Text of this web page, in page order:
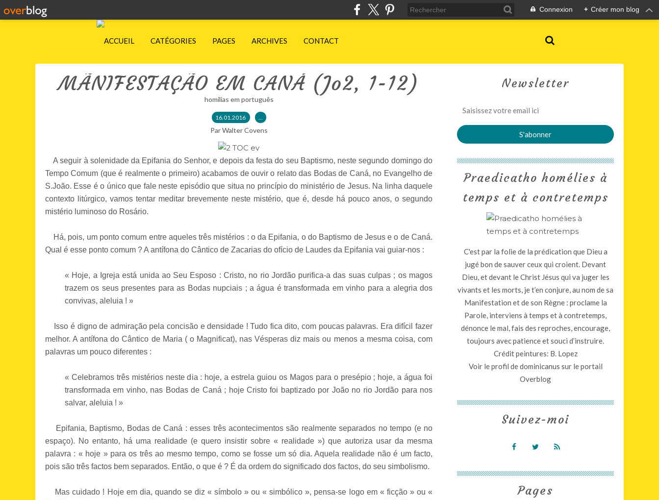
Connexion + Créer mon blog
ACCUEIL CATÉGORIES PAGES ARCHIVES CONTACT
MÃNIFESTAÇÃO EM CANÁ (Jo2, 1-12)
homilias em português
16.01.2016 …
Par Walter Covens
A seguir à solenidade da Epifania do Senhor, e depois da festa do seu Baptismo, neste segundo domingo do
Tempo Comum (que é realmente o primeiro) acabamos de ouvir o relato das Bodas de Caná, no Evangelho de
S.João. Esse é o único que fale neste episódio que situa no princípio do ministério de Jesus. Na linha daquele
contexto litúrgico, vamos tentar meditar brevemente neste mistério, que é, desde há pouco anos, o segundo
mistério luminoso do Rosário.
Há, pois, um ponto comum entre aqueles três mistérios : o da Epifania, o do Baptismo de Jesus e o de Caná.
Qual é esse ponto comum ? A antífona do Cântico de Zacarias do ofício de Laudes da Epifania vai guiar-nos :
« Hoje, a Igreja está unida ao Seu Esposo : Cristo, no rio Jordão purifica-a das suas culpas ; os magos
trazem os seus presentes para as Bodas nupciais ; a água é transformada em vinho para a alegria dos
convivas, aleluia ! »
Isso é digno de admiração pela concisão e densidade ! Tudo fica dito, com poucas palavras. Era difícil fazer
melhor. A antífona do Cântico de Maria ( o Magnificat), nas Vésperas diz mais ou menos a mesma coisa, com
palavras um pouco diferentes :
« Celebramos três mistérios neste dia : hoje, a estrela guiou os Magos para o presépio ; hoje, a água foi
transformada em vinho, nas Bodas de Caná ; hoje Cristo foi baptizado por João no rio Jordão para nos
salvar, aleluia ! »
Epifania, Baptismo, Bodas de Caná : esses três acontecimentos são realmente separados no tempo (e no
espaço). No entanto, há uma realidade (e quero insistir sobre « realidade ») que autoriza usar da mesma
palavra : « hoje » para os três ao mesmo tempo, como se fosse um só dia. Aquela realidade não é um facto,
pois são três factos bem separados. Então, o que é ? É da ordem do significado dos factos, do seu simbolismo.
Mas cuidado ! Hoje em dia, quando se diz « símbolo » ou « simbólico », pensa-se logo em « ficção » ou «
Newsletter
Pages
Praedicatho homélies à
temps et à contretemps
C'est par la folie de la prédication que Dieu a
jugé bon de sauver ceux qui croient. Devant
Dieu, et devant le Christ Jésus qui va juger les
vivants et les morts, je t’en conjure, au nom de sa
Manifestation et de son Règne : proclame la
Parole, interviens à temps et à contretemps,
dénonce le mal, fais des reproches, encourage,
toujours avec patience et souci d’instruire.
Crédit peintures: B. Lopez
Voir le profil dedominicanus sur le portail
Overblog
Suivez-moi